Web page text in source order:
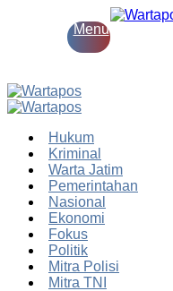
Menu
Hukum
Kriminal
Warta Jatim
Pemerintahan
Nasional
Ekonomi
Fokus
Politik
Mitra Polisi
Mitra TNI